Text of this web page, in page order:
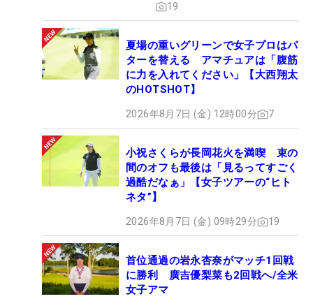
19
夏場の重いグリーンで女子プロはパ
ターを替える アマチュアは「腹筋
に力を入れてください」【大西翔太
のHOTSHOT】
2026年8月7日 (金) 12時00分 7
小祝さくらが長岡花火を満喫 束の
間のオフも最後は「見るってすごく
過酷だなぁ」【女子ツアーの“ヒト
ネタ”】
2026年8月7日 (金) 09時29分 19
首位通過の岩永杏奈がマッチ1回戦
に勝利 廣吉優梨菜も2回戦へ/全米
女子アマ